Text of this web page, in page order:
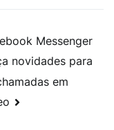
Messenger
novidades para
em